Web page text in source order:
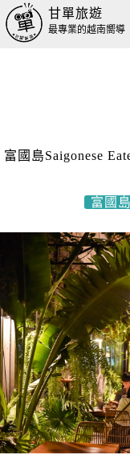
甘單旅遊
最專業的越南嚮導
富國島Saigonese
富國島